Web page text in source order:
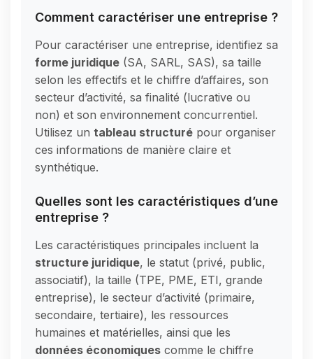
Comment caractériser une entreprise ?
Pour caractériser une entreprise, identifiez sa
forme juridique (SA, SARL, SAS), sa taille
selon les effectifs et le chiffre d’affaires, son
secteur d’activité, sa finalité (lucrative ou
non) et son environnement concurrentiel.
Utilisez un tableau structuré pour organiser
ces informations de manière claire et
synthétique.
Quelles sont les caractéristiques d’une
entreprise ?
Les caractéristiques principales incluent la
structure juridique, le statut (privé, public,
associatif), la taille (TPE, PME, ETI, grande
entreprise), le secteur d’activité (primaire,
secondaire, tertiaire), les ressources
humaines et matérielles, ainsi que les
données économiques comme le chiffre